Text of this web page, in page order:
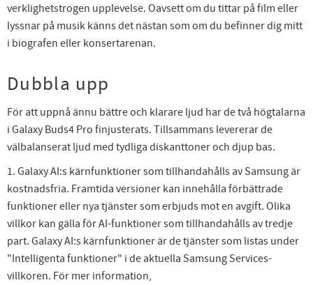
verklighetstrogen upplevelse. Oavsett om du tittar på film eller
lyssnar på musik känns det nästan som om du befinner dig mitt
i biografen eller konsertarenan.
Dubbla upp
För att uppnå ännu bättre och klarare ljud har de två högtalarna
i Galaxy Buds4 Pro finjusterats. Tillsammans levererar de
välbalanserat ljud med tydliga diskanttoner och djup bas.
1. Galaxy AI:s kärnfunktioner som tillhandahålls av Samsung är
kostnadsfria. Framtida versioner kan innehålla förbättrade
funktioner eller nya tjänster som erbjuds mot en avgift. Olika
villkor kan gälla för AI-funktioner som tillhandahålls av tredje
part. Galaxy AI:s kärnfunktioner är de tjänster som listas under
"Intelligenta funktioner" i de aktuella Samsung Services-
villkoren. För mer information,